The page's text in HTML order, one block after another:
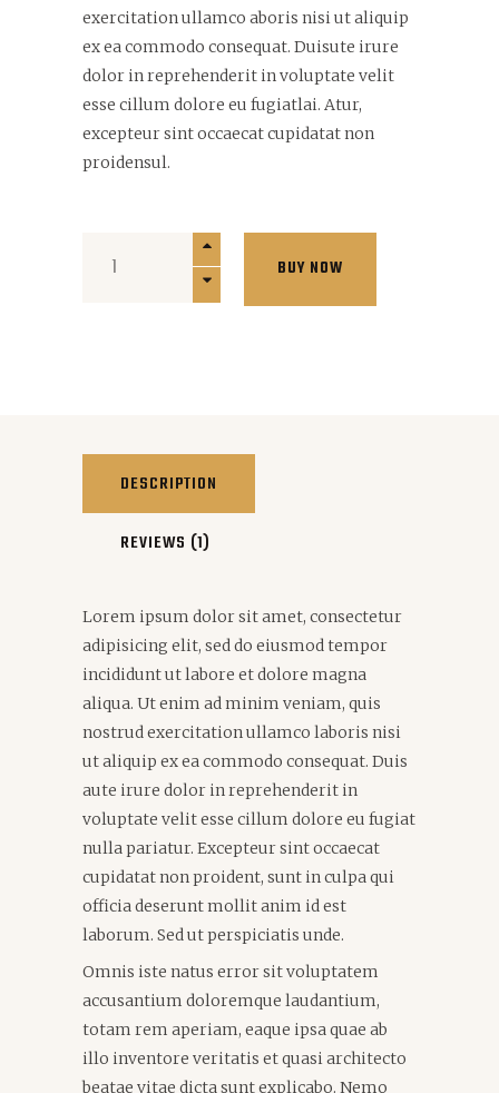
exercitation ullamco aboris nisi ut aliquip
ex ea commodo consequat. Duisute irure
dolor in reprehenderit in voluptate velit
esse cillum dolore eu fugiatlai. Atur,
excepteur sint occaecat cupidatat non
proidensul.
Mens
BUY NOW
DESCRIPTION
REVIEWS (1)
Lorem ipsum dolor sit amet, consectetur
adipisicing elit, sed do eiusmod tempor
incididunt ut labore et dolore magna
aliqua. Ut enim ad minim veniam, quis
nostrud exercitation ullamco laboris nisi
ut aliquip ex ea commodo consequat. Duis
aute irure dolor in reprehenderit in
voluptate velit esse cillum dolore eu fugiat
nulla pariatur. Excepteur sint occaecat
cupidatat non proident, sunt in culpa qui
officia deserunt mollit anim id est
laborum. Sed ut perspiciatis unde.
Omnis iste natus error sit voluptatem
accusantium doloremque laudantium,
totam rem aperiam, eaque ipsa quae ab
illo inventore veritatis et quasi architecto
beatae vitae dicta sunt explicabo. Nemo